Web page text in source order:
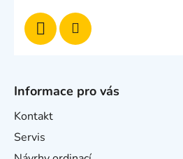
Informace pro vás
Kontakt
Servis